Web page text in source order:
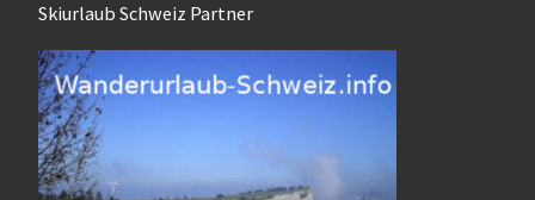
Skiurlaub Schweiz Partner